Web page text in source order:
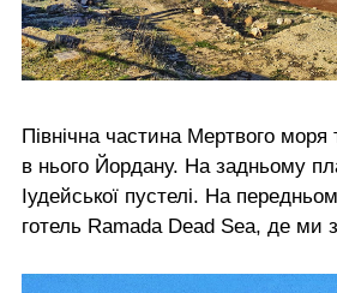
Північна частина Мертвого моря
в нього Йордану. На задньому
Іудейської пустелі. На
готель Ramada Dead Sea, де ми